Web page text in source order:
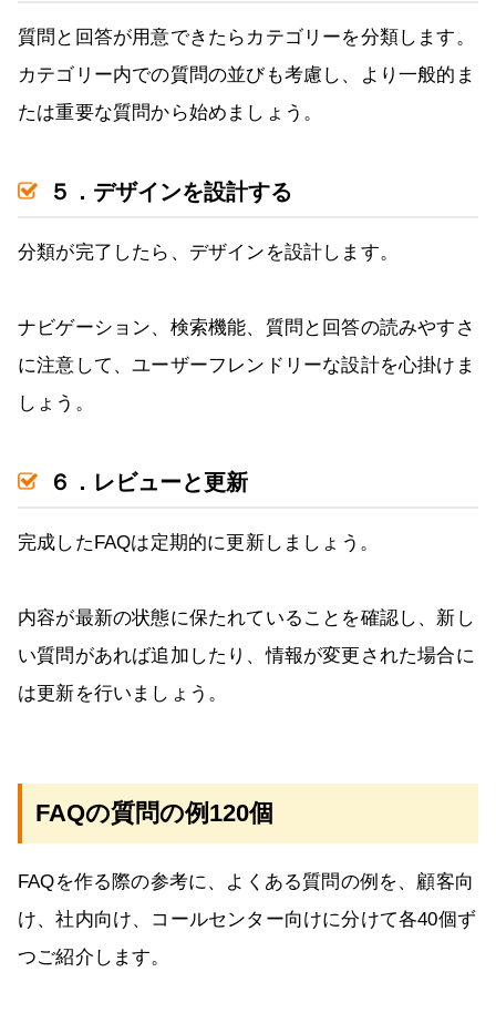
質問と回答が用意できたらカテゴリーを分類します。
カテゴリー内での質問の並びも考慮し、より一般的ま
たは重要な質問から始めましょう。
５．デザインを設計する
分類が完了したら、デザインを設計します。
ナビゲーション、検索機能、質問と回答の読みやすさ
に注意して、ユーザーフレンドリーな設計を心掛けま
しょう。
６．レビューと更新
完成したFAQは定期的に更新しましょう。
内容が最新の状態に保たれていることを確認し、新し
い質問があれば追加したり、情報が変更された場合に
は更新を行いましょう。
FAQの質問の例120個
FAQを作る際の参考に、よくある質問の例を、顧客向
け、社内向け、コールセンター向けに分けて各40個ず
つご紹介します。